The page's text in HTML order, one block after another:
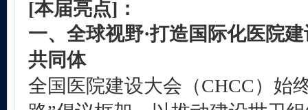
[本届亮点]：
一、 全球视野·打造国际化医院
共同体
全国医院建设大会 （CHCC）始